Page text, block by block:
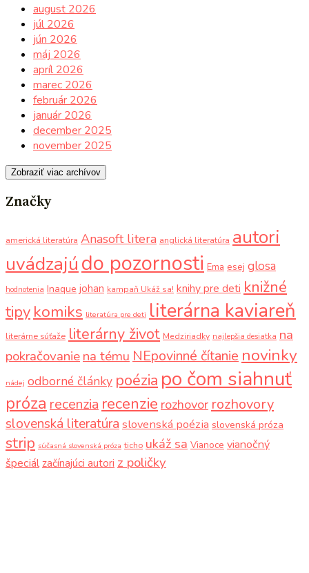
august 2026
júl 2026
jún 2026
máj 2026
apríl 2026
marec 2026
február 2026
január 2026
december 2025
november 2025
Zobraziť viac archívov
Značky
americká literatúra Anasoft litera anglická literatúra autori
uvádzajúdo pozornosti Ema esej glosa
hodnotenia Inaque johan kampaň Ukáž sa! knihy pre deti knižné
tipy komiks literatúra pre deti literárna kaviareň
literárne súťaže literárny život Medziriadky najlepšia desiatka na
pokračovaniena tému NEpovinné čítanie novinky
nádej odborné články poézia po čom siahnuť
próza recenzia recenzie rozhovor rozhovory
slovenská literatúra slovenská poézia slovenská próza
strip súčasná slovenská próza ticho ukáž sa Vianoce vianočný
špeciál začínajúci autori z poličky